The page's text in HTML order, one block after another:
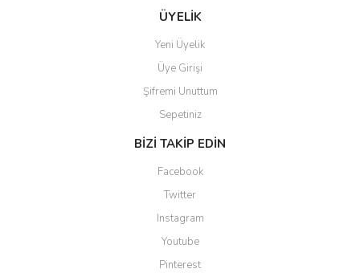
ÜYELİK
Yeni Üyelik
Üye Girişi
Şifremi Unuttum
Sepetiniz
BİZİ TAKİP EDİN
Facebook
Twitter
Instagram
Youtube
Pinterest